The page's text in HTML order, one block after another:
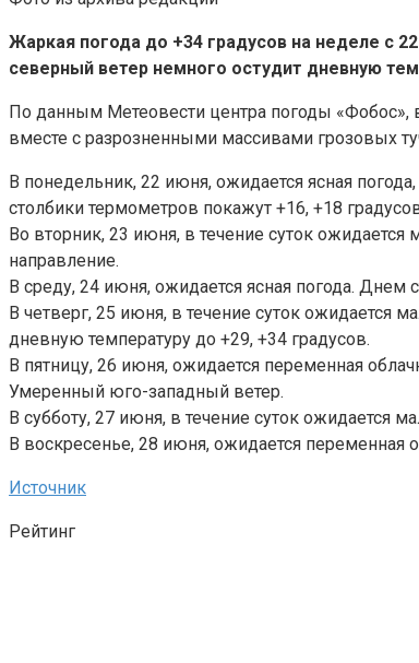
Жаркая погода до +34 градусов на неделе с
северный ветер немного остудит дневную
По данным Метеовести центра погоды «Фобос»,
вместе с разрозненными массивами грозовых
В понедельник, 22 июня, ожидается ясная
столбики термометров покажут +16, +18
Во вторник, 23 июня, в течение суток
направление.
В среду, 24 июня, ожидается ясная погода. Днем
В четверг, 25 июня, в течение суток ожидается
дневную температуру до +29, +34 градусов.
В пятницу, 26 июня, ожидается переменная
Умеренный юго-западный ветер.
В субботу, 27 июня, в течение суток ожидается
В воскресенье, 28 июня, ожидается переменная
Источник
Рейтинг